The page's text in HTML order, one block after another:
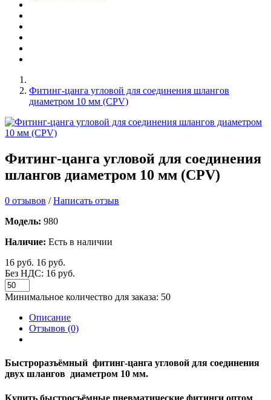
Фитинг-цанга угловой для cоединения шлангов
диаметром 10 мм (CPV)
Фитинг-цанга угловой для cоединения
шлангов диаметром 10 мм (CPV)
0 отзывов /Написать отзыв
Модель: 980
Наличие: Есть в наличии
16 руб. 16 руб.
Без НДС: 16 руб.
Минимальное количество для заказа: 50
Описание
Отзывов (0)
Быстроразъёмный фитинг-цанга угловой для соединения
двух шлангов диаметром 10 мм.
Купить быстросъёмные пневматические фитинги оптом